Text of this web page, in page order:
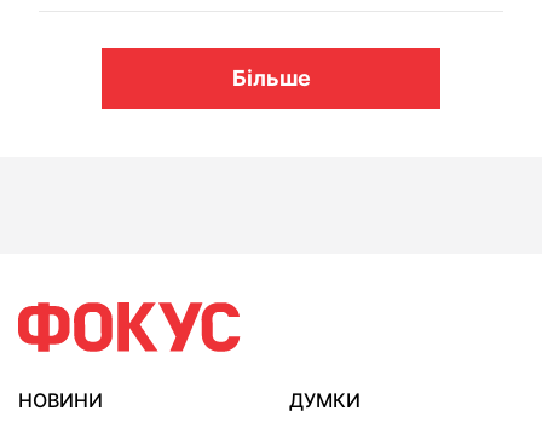
Більше
НОВИНИ
ДУМКИ